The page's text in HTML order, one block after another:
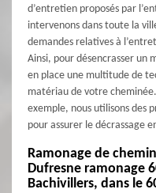
d’entretien proposés par
intervenons dans toute la
demandes relatives à
Ainsi, pour désencrasser un
en place une multitude de
matériau de votre
exemple, nous utilisons des
pour assurer le décrassage
Ramonage de
Dufresne ramonage
Bachivillers, dans le